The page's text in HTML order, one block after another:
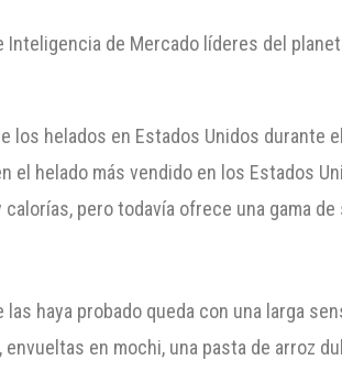
de Mercado líderes del
los helados en Estados Unidos durante
helado más vendido en los Estados
pero todavía ofrece una gama de
haya probado queda con una larga
en mochi, una pasta de arroz